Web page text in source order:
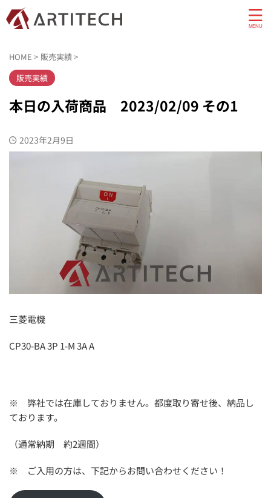
HOME > 販売実績>
販売実績
本日の入荷商品 2023/02/09 その1
2023年2月9日
三菱電機
CP30-BA 3P 1-M 3A A
※ 弊社では在庫しておりません。都度取り寄せ後、納品し
ております。
（通常納期 約2週間）
※ ご入用の方は、下記からお問い合わせください！